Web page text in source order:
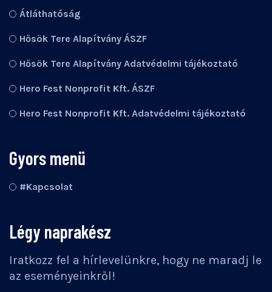
Átláthatóság
Hősök Tere Alapítvány ÁSZF
Hősök Tere Alapítvány Adatvédelmi tájékoztató
Hero Fest Nonprofit Kft. ÁSZF
Hero Fest Nonprofit Kft. Adatvédelmi tájékoztató
Gyors menü
#Kapcsolat
Légy naprakész
Iratkozz fel a hírlevelünkre, hogy ne maradj le
az eseményeinkről!